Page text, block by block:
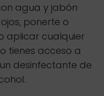
agua y jabón
ponerte o
aplicar cualquier
tienes acceso a
desinfectante de